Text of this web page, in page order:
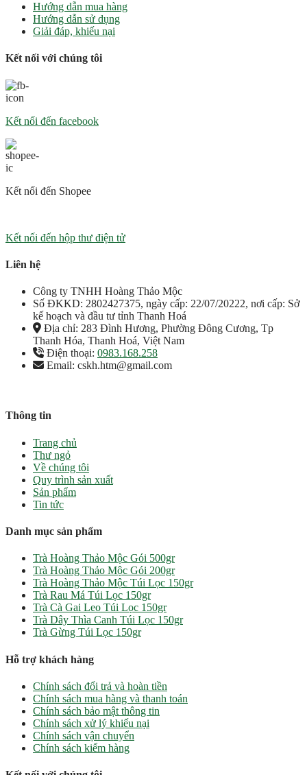
Hướng dẫn mua hàng
Hướng dẫn sử dụng
Giải đáp, khiếu nại
Kết nối với chúng tôi
Kết nối đến facebook
Kết nối đến Shopee
Kết nối đến hộp thư điện tử
Liên hệ
Công ty TNHH Hoàng Thảo Mộc
Số ĐKKD: 2802427375, ngày cấp: 22/07/20222, nơi cấp: Sở
kế hoạch và đầu tư tỉnh Thanh Hoá
Địa chỉ: 283 Đình Hương, Phường Đông Cương, Tp
Thanh Hóa, Thanh Hoá, Việt Nam
Điện thoại: 0983.168.258
Email: cskh.htm@gmail.com
Thông tin
Trang chủ
Thư ngỏ
Về chúng tôi
Quy trình sản xuất
Sản phẩm
Tin tức
Danh mục sản phẩm
Trà Hoàng Thảo Mộc Gói 500gr
Trà Hoàng Thảo Mộc Gói 200gr
Trà Hoàng Thảo Mộc Túi Lọc 150gr
Trà Rau Má Túi Lọc 150gr
Trà Cà Gai Leo Túi Lọc 150gr
Trà Dây Thìa Canh Túi Lọc 150gr
Trà Gừng Túi Lọc 150gr
Hỗ trợ khách hàng
Chính sách đổi trả và hoàn tiền
Chính sách mua hàng và thanh toán
Chính sách bảo mật thông tin
Chính sách xử lý khiếu nại
Chính sách vận chuyển
Chính sách kiểm hàng